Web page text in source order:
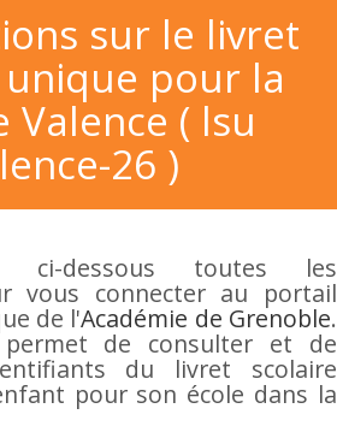
sur le livret
pour la
Valence ( lsu
26 )
ci-dessous toutes les
vous connecter au portail
de l'Académie de Grenoble.
permet de consulter et de
du livret scolaire
pour son école dans la